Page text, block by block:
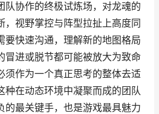
队协作的终极试炼场，对龙魂的
，视野掌控与阵型拉扯上高度同
要快速沟通，理解新的地图格局
冒进或脱节都可能被放大为致命
须作为一个真正思考的整体去适
种在动态环境中凝聚而成的团队
的最关键手，也是游戏最具魅力